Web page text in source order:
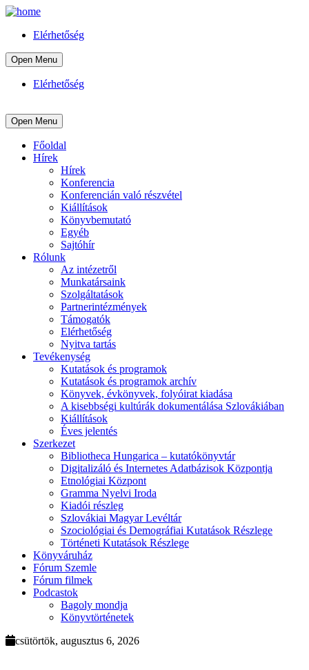
Elérhetőség
Open Menu
Elérhetőség
Open Menu
Főoldal
Hírek
Hírek
Konferencia
Konferencián való részvétel
Kiállítások
Könyvbemutató
Egyéb
Sajtóhír
Rólunk
Az intézetről
Munkatársaink
Szolgáltatások
Partnerintézmények
Támogatók
Elérhetőség
Nyitva tartás
Tevékenység
Kutatások és programok
Kutatások és programok archív
Könyvek, évkönyvek, folyóirat kiadása
A kisebbségi kultúrák dokumentálása Szlovákiában
Kiállítások
Éves jelentés
Szerkezet
Bibliotheca Hungarica – kutatókönyvtár
Digitalizáló és Internetes Adatbázisok Központja
Etnológiai Központ
Gramma Nyelvi Iroda
Kiadói részleg
Szlovákiai Magyar Levéltár
Szociológiai és Demográfiai Kutatások Részlege
Történeti Kutatások Részlege
Könyváruház
Fórum Szemle
Fórum filmek
Podcastok
Bagoly mondja
Könyvtörténetek
csütörtök, augusztus 6, 2026